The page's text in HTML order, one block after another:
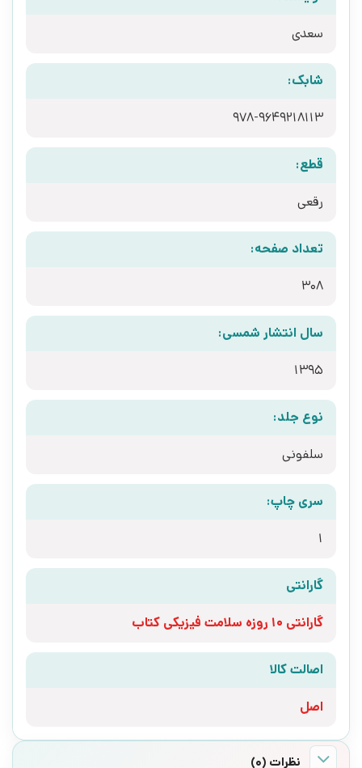
سعدی
شابک:
978-9649218113
قطع:
رقعی
تعداد صفحه:
308
سال انتشار شمسی:
1395
نوع جلد:
سلفونی
سری چاپ:
1
گارانتی
گارانتی 10 روزه سلامت فیزیکی کتاب
اصالت کالا
اصل
نظرات (0)